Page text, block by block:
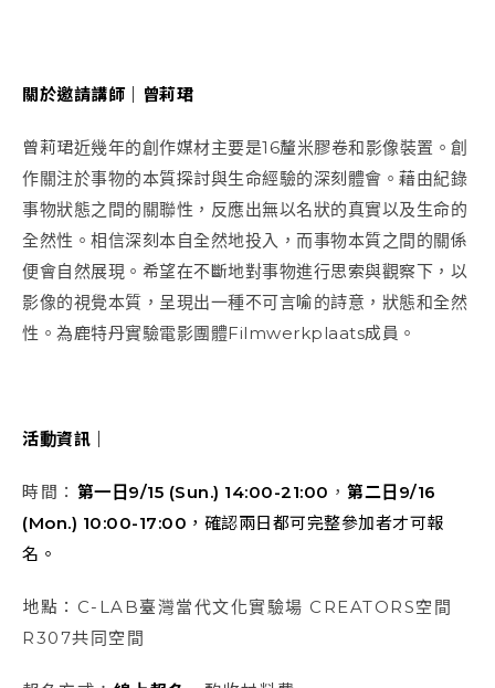
關於邀請講師｜曾莉珺
曾莉珺近幾年的創作媒材主要是16釐米膠卷和影像裝置。創
作關注於事物的本質探討與生命經驗的深刻體會。藉由紀錄
事物狀態之間的關聯性，反應出無以名狀的真實以及生命的
全然性。相信深刻本自全然地投入，而事物本質之間的關係
便會自然展現。希望在不斷地對事物進行思索與觀察下，以
影像的視覺本質，呈現出一種不可言喻的詩意，狀態和全然
性。為鹿特丹實驗電影團體Filmwerkplaats成員。
活動資訊｜
時間： 第一日9/15 (Sun.) 14:00-21:00 ， 第二日 9/16
(Mon.) 10:00-17:00 ，確認兩日都可完整參加者才可報
名。
地點：C-LAB臺灣當代文化實驗場 CREATORS空間
R307共同空間